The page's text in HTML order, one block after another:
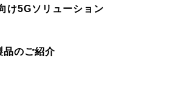
け5Gソリューション
品のご紹介